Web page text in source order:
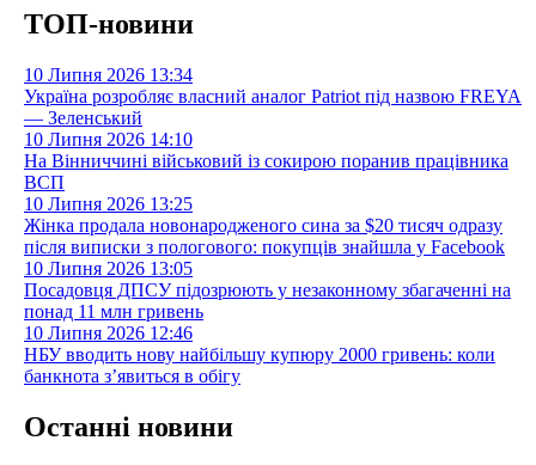
ТОП-новини
10 Липня 2026 13:34
Україна розробляє власний аналог Patriot під назвою FREYA
— Зеленський
10 Липня 2026 14:10
На Вінниччині військовий із сокирою поранив працівника
ВСП
10 Липня 2026 13:25
Жінка продала новонародженого сина за $20 тисяч одразу
після виписки з пологового: покупців знайшла у Facebook
10 Липня 2026 13:05
Посадовця ДПСУ підозрюють у незаконному збагаченні на
понад 11 млн гривень
10 Липня 2026 12:46
НБУ вводить нову найбільшу купюру 2000 гривень: коли
банкнота з’явиться в обігу
Останні новини